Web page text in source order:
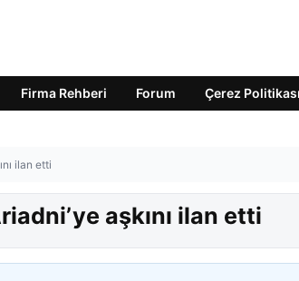
Firma Rehberi Forum Çerez Politikası
ilan etti
aşkını ilan etti